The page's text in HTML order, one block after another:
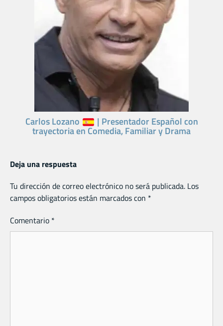
Carlos Lozano | Presentador Español con
trayectoria en Comedia, Familiar y Drama
Deja una respuesta
Tu dirección de correo electrónico no será publicada. Los
campos obligatorios están marcados con *
Comentario *